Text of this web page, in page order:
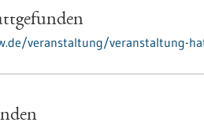
veranstaltung/veranstaltung-